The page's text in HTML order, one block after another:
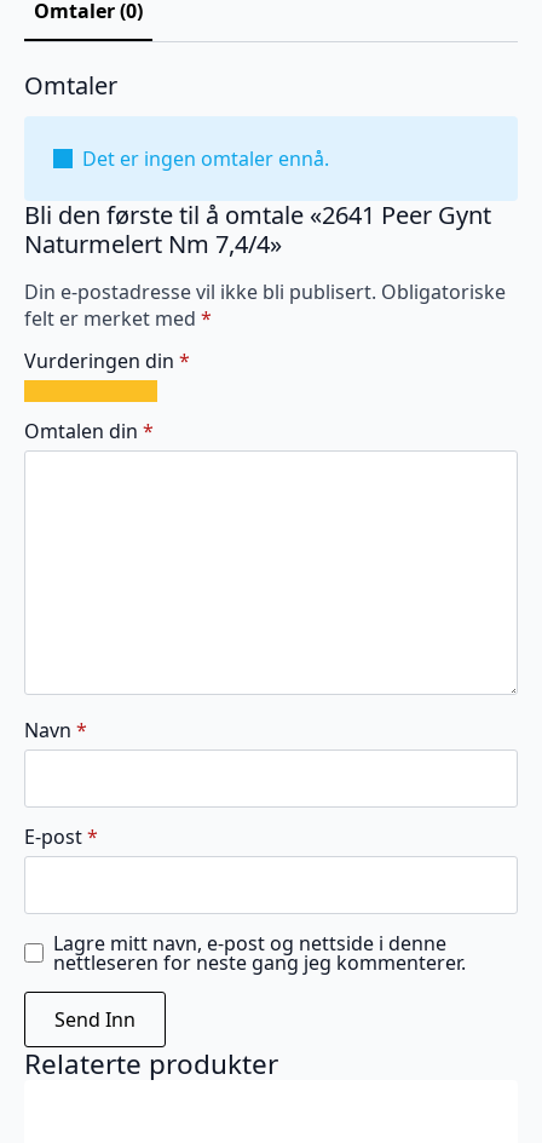
antall
Omtaler (0)
Omtaler
Det er ingen omtaler ennå.
Bli den første til å omtale «2641 Peer Gynt
Naturmelert Nm 7,4/4»
Din e-postadresse vil ikke bli publisert. Obligatoriske
felt er merket med *
Vurderingen din *
av
5
av
5
av
5
av
5
av
5
Omtalen din *
Navn *
E-post*
Lagre mitt navn, e-post og nettside i denne
nettleseren for neste gang jeg kommenterer.
Relaterte produkter